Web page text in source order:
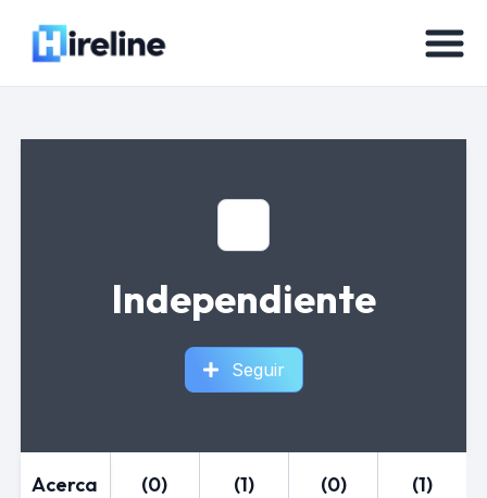
Independiente
Seguir
Acerca
(0)
(1)
(0)
(1)